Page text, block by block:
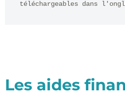
téléchargeables dans
Les aides